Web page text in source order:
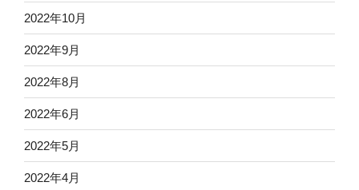
2022年10月
2022年9月
2022年8月
2022年6月
2022年5月
2022年4月